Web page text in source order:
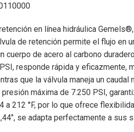
en línea hidráulica
de retención permite el flujo en
cuerpo de acero al carbono
responde rápida y eficazmente,
que la válvula maneja un
máxima de 7.250 PSI,
a 212 °F, por lo que ofrece
se adapta perfectamente a sus